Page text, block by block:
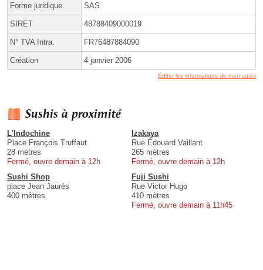
Forme juridique SAS
SIRET 48788409000019
N° TVA Intra. FR76487884090
Création 4 janvier 2006
Éditer les informations de mon sushi
Sushis à proximité
L'Indochine
Place François Truffaut
28 mètres
Fermé, ouvre demain à 12h
Izakaya
Rue Édouard Vaillant
265 mètres
Fermé, ouvre demain à 12h
Sushi Shop
place Jean Jaurès
400 mètres
Fuji Sushi
Rue Victor Hugo
410 mètres
Fermé, ouvre demain à 11h45